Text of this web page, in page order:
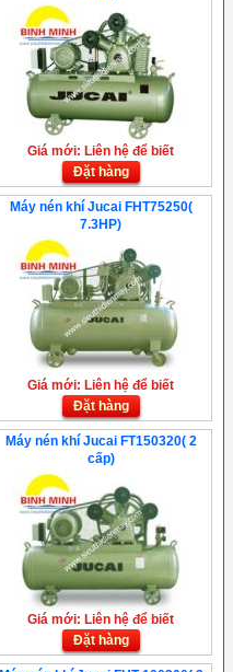
Giá mới: Liên hệ để biết
Đặt hàng
Máy nén khí Jucai FHT75250(
7.3HP)
Giá mới: Liên hệ để biết
Đặt hàng
Máy nén khí Jucai FT150320( 2
cấp)
Giá mới: Liên hệ để biết
Đặt hàng